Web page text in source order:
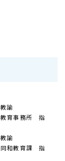
諭
育事務所 指
諭
和教育課 指